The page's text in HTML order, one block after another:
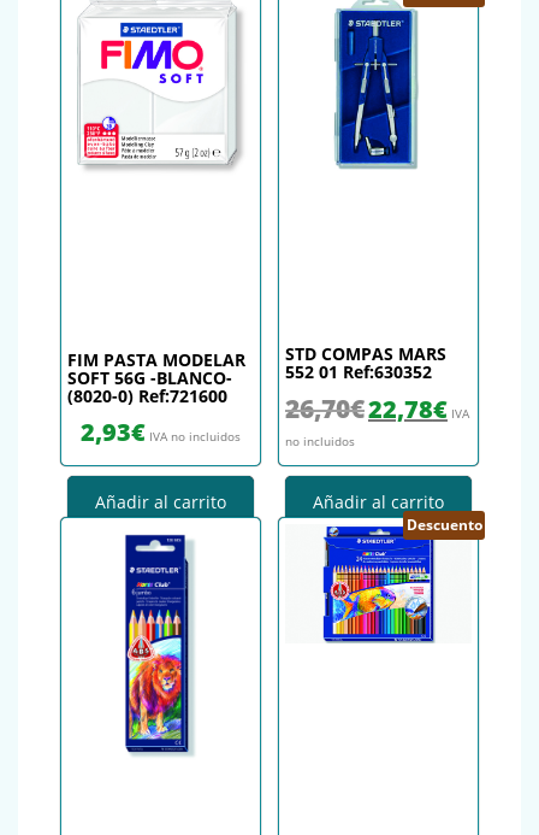
FIM PASTA MODELAR
SOFT 56G -BLANCO-
(8020-0) Ref:721600
2,93€ IVA no incluidos
Añadir al carrito
STD COMPAS MARS
552 01 Ref:630352
26,70€El precio original era:
22,78€El precio
IVA
no incluidos
Añadir al carrito
Descuento